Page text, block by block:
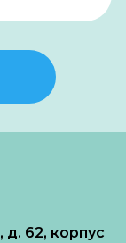
д. 62, корпус